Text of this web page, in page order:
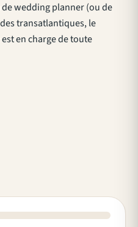
wedding planner (ou de
transatlantiques, le
en charge de toute